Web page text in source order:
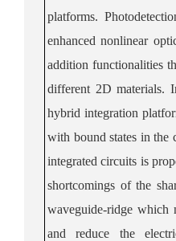
platforms.
enhanced nonlinear
addition functionalities
different 2D materials.
hybrid integration
with bound states in the
integrated circuits is
shortcomings of the
waveguide-ridge which
and reduce the